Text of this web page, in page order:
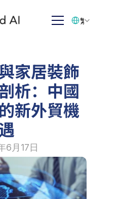
家居裝飾
析：中國
新外貿機
6月17日
繁体中文